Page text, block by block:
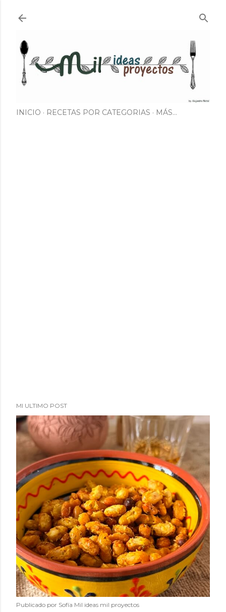
INICIO RECETAS POR CATEGORIAS MÁS…
MI ULTIMO POST
Publicado por Sofía Mil ideas mil proyectos